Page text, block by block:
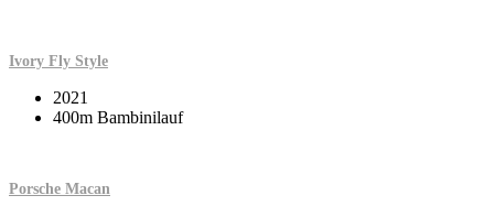
Ivory Fly Style
2021
400m Bambinilauf
Porsche Macan